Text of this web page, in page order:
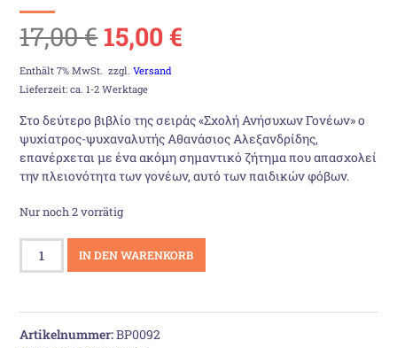
17,00€ Ursprünglicher
Preis
war:
17,00 €
15,00€
ist:
15,00 €.
Enthält 7% MwSt. zzgl.Versand
Lieferzeit: ca. 1-2 Werktage
Στο δεύτερο βιβλίο της σειράς «Σχολή Ανήσυχων Γονέων» ο
ψυχίατρος-ψυχαναλυτής Αθανάσιος Αλεξανδρίδης,
επανέρχεται με ένα ακόμη σημαντικό ζήτημα που απασχολεί
την πλειονότητα των γονέων, αυτό των παιδικών φόβων.
Nur noch 2 vorrätig
Σχολή
ανήσυχων
Menge
IN DEN WARENKORB
Artikelnummer:BP0092